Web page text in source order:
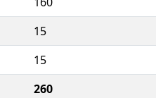
15
15
260